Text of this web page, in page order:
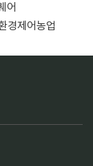
어
경제어농업